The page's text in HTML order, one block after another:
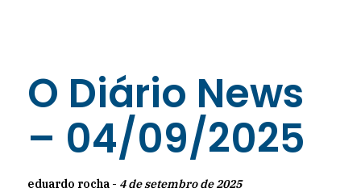
O Diário News
– 04/09/2025
eduardo rocha - 4 de setembro de 2025